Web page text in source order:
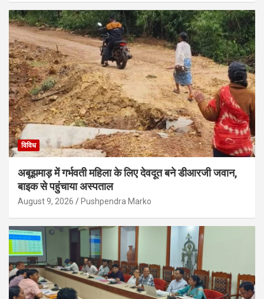
विविध
अबूझमाड़ में गर्भवती महिला के लिए देवदूत बने डीआरजी जवान,
बाइक से पहुंचाया अस्पताल
August 9, 2026 Pushpendra Marko